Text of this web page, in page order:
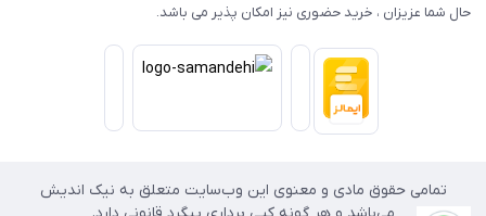
حال شما عزیزان ، خرید حضوری نیز امکان پذیر می باشد.
تمامی حقوق مادی و معنوی این وب‌سایت متعلق به نیک اندیش